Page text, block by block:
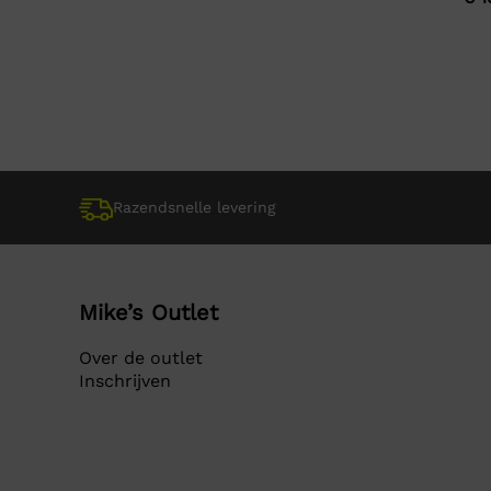
Razendsnelle levering
Mike’s Outlet
Over de outlet
Inschrijven